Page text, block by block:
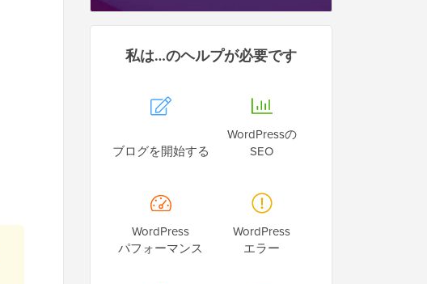
私は…のヘルプが必要です
ブログを開始する
WordPressの
SEO
WordPress
パフォーマンス
WordPress
エラー